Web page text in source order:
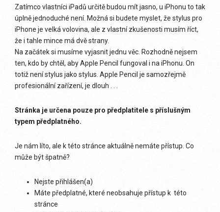
Zatímco vlastníci iPadů určitě budou mít jasno, u iPhonu to tak
úplně jednoduché není. Možná si budete myslet, že stylus pro
iPhone je velká volovina, ale z vlastní zkušenosti musím říct,
že i tahle mince má dvě strany.
Na začátek si musíme vyjasnit jednu věc. Rozhodně nejsem
ten, kdo by chtěl, aby Apple Pencil fungoval i na iPhonu. On
totiž není stylus jako stylus. Apple Pencil je samozřejmě
profesionální zařízení, je dlouh . . .
Stránka je určena pouze pro předplatitele s příslušným
typem předplatného.
Je nám líto, ale k této stránce aktuálně nemáte přístup. Co
může být špatně?
Nejste přihlášen(a)
Máte předplatné, které neobsahuje přístup k této
stránce